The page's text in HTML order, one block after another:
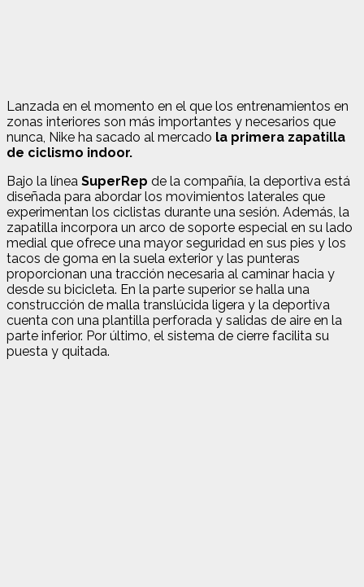
Lanzada en el momento en el que los entrenamientos en
zonas interiores son más importantes y necesarios que
nunca, Nike ha sacado al mercado la primera zapatilla
de ciclismo indoor.
Bajo la línea SuperRep de la compañía, la deportiva está
diseñada para abordar los movimientos laterales que
experimentan los ciclistas durante una sesión. Además, la
zapatilla incorpora un arco de soporte especial en su lado
medial que ofrece una mayor seguridad en sus pies y los
tacos de goma en la suela exterior y las punteras
proporcionan una tracción necesaria al caminar hacia y
desde su bicicleta. En la parte superior se halla una
construcción de malla translúcida ligera y la deportiva
cuenta con una plantilla perforada y salidas de aire en la
parte inferior. Por último, el sistema de cierre facilita su
puesta y quitada.